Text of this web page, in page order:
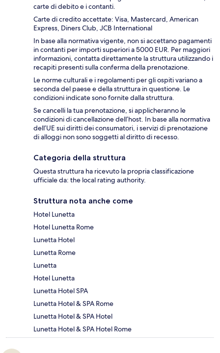
carte di debito e i contanti.
Carte di credito accettate: Visa, Mastercard, American
Express, Diners Club, JCB International
In base alla normativa vigente, non si accettano pagamenti
in contanti per importi superiori a 5000 EUR. Per maggiori
informazioni, contatta direttamente la struttura utilizzando i
recapiti presenti sulla conferma della prenotazione.
Le norme culturali e i regolamenti per gli ospiti variano a
seconda del paese e della struttura in questione. Le
condizioni indicate sono fornite dalla struttura.
Se cancelli la tua prenotazione, si applicheranno le
condizioni di cancellazione dell’host. In base alla normativa
dell’UE sui diritti dei consumatori, i servizi di prenotazione
di alloggi non sono soggetti al diritto di recesso.
Categoria della struttura
Questa struttura ha ricevuto la propria classificazione
ufficiale da: the local rating authority.
Struttura nota anche come
Hotel Lunetta
Hotel Lunetta Rome
Lunetta Hotel
Lunetta Rome
Lunetta
Hotel Lunetta
Lunetta Hotel SPA
Lunetta Hotel & SPA Rome
Lunetta Hotel & SPA Hotel
Lunetta Hotel & SPA Hotel Rome